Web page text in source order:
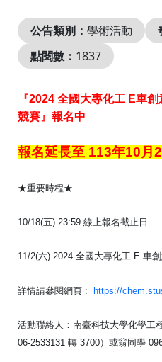
公告類別： 學術活動
點閱數： 1837
『2024 全國大專化工 E車
競賽』報名中
報名延長至 113年10月
★重要時程★
10/18(五) 23:59 線上報名截止日
11/2(六) 2024 全國大專化工 E 車
詳情請參閱網頁 : https://
活動聯絡人： 南臺科技大學化學工
06-2533131 轉 3700）或翁同學